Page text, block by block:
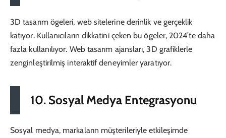
3D tasarım ögeleri, web sitelerine derinlik ve gerçeklik
katıyor. Kullanıcıların dikkatini çeken bu ögeler, 2024’te daha
fazla kullanılıyor. Web tasarım ajansları, 3D grafiklerle
zenginleştirilmiş interaktif deneyimler yaratıyor.
10. Sosyal Medya Entegrasyonu
Sosyal medya, markaların müşterileriyle etkileşimde